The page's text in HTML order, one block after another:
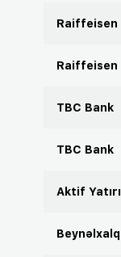
Raiffeisen
Raiffeisen
TBC Bank
TBC Bank
Aktif